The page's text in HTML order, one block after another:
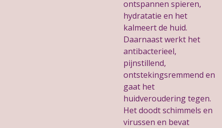
ontspannen spieren,
hydratatie en het
kalmeert de huid.
Daarnaast werkt het
antibacterieel,
pijnstillend,
ontstekingsremmend en
gaat het
huidveroudering tegen.
Het doodt schimmels en
virussen en bevat